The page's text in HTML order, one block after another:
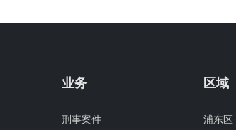
业务
刑事案件
区域
浦东区